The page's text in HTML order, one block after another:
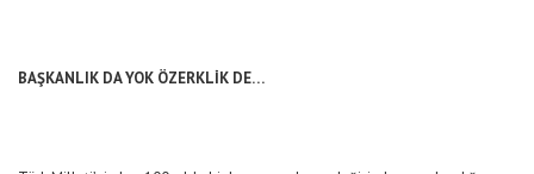
BAŞKANLIK DA YOK ÖZERKLİK DE…